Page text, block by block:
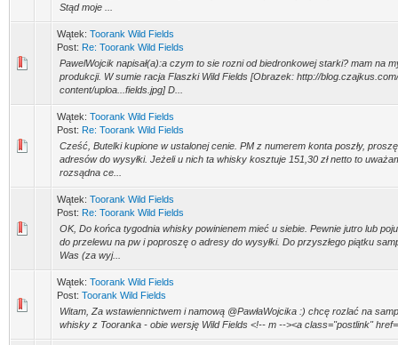
Stąd moje ...
Wątek: Toorank Wild Fields
Post: Re: Toorank Wild Fields
PawelWojcik napisał(a):a czym to sie rozni od biedronkowej starki? mam na
produkcji. W sumie racja Flaszki Wild Fields [Obrazek: http://
content/uploa...fields.jpg] D...
Wątek: Toorank Wild Fields
Post: Re: Toorank Wild Fields
Cześć, Butelki kupione w ustalonej cenie. PM z numerem konta poszły,
adresów do wysyłki. Jeżeli u nich ta whisky kosztuje 151,30 zł netto to
rozsądna ce...
Wątek: Toorank Wild Fields
Post: Re: Toorank Wild Fields
OK, Do końca tygodnia whisky powinienem mieć u siebie. Pewnie jutro lub
do przelewu na pw i poproszę o adresy do wysyłki. Do przyszłego piątku
Was (za wyj...
Wątek: Toorank Wild Fields
Post: Toorank Wild Fields
Witam, Za wstawiennictwem i namową @PawłaWojcika :) chcę rozlać na
whisky z Tooranka - obie wersję Wild Fields <!-- m --><a class="postlink"